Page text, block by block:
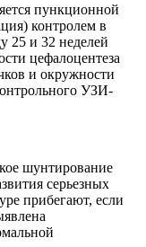
пункционной
контролем в
25 и 32 неделей
цефалоцентеза
и окружности
УЗИ-
шунтирование
серьезных
прибегают, если